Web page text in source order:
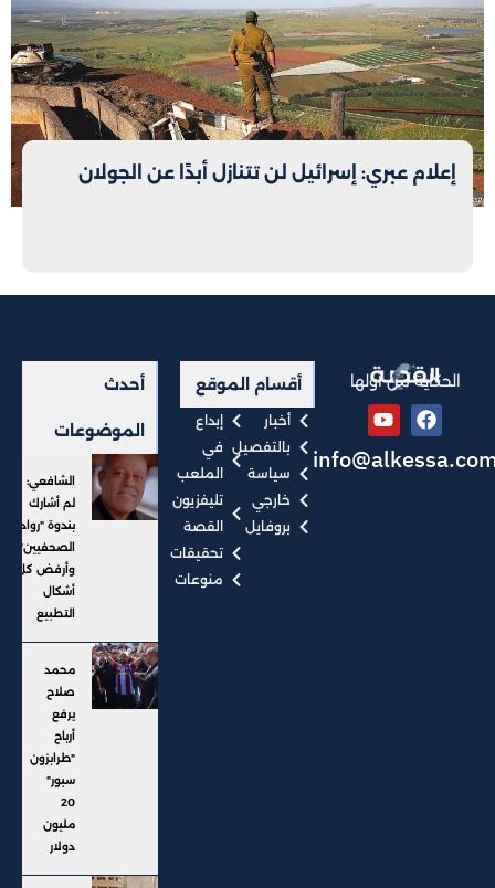
إعلام عبري: إسرائيل لن تتنازل أبدًا عن الجولان
الحكاية من أولها أقسام الموقع
أخبار
بالتفصيل
سياسة
خارجي
بروفايل
إبداع
في
الملعب
تليفزيون
القصة
تحقيقات
منوعات
أحدث
الموضوعات
الشافعي:
لم أشارك
بندوة "رواد
الصحفيين"..
وأرفض كل
أشكال
التطبيع
محمد
صلاح
يرفع
أرباح
"طرابزون
سبور"
20
مليون
دولار